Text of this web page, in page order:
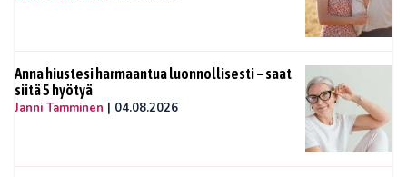
Anna hiustesi harmaantua luonnollisesti – saat
siitä 5 hyötyä
Janni Tamminen | 04.08.2026